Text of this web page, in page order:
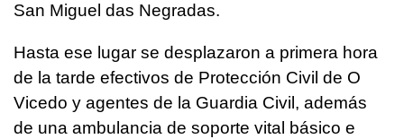
San Miguel das Negradas.
Hasta ese lugar se desplazaron a primera hora
de la tarde efectivos de Protección Civil de O
Vicedo y agentes de la Guardia Civil, además
de una ambulancia de soporte vital básico e